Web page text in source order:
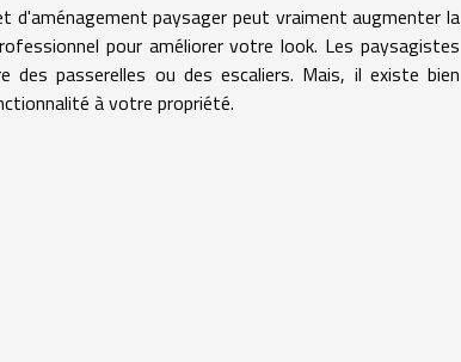
d'aménagement paysager peut vraiment augmenter la
pour améliorer votre look. Les paysagistes
passerelles ou des escaliers. Mais, il existe bien
à votre propriété.